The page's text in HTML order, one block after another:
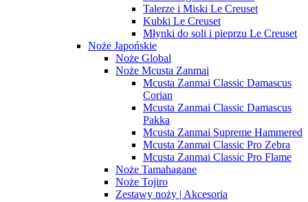
Talerze i Miski Le Creuset
Kubki Le Creuset
Młynki do soli i pieprzu Le Creuset
Noże Japońskie
Noże Global
Noże Mcusta Zanmai
Mcusta Zanmai Classic Damascus
Corian
Mcusta Zanmai Classic Damascus
Pakka
Mcusta Zanmai Supreme Hammered
Mcusta Zanmai Classic Pro Zebra
Mcusta Zanmai Classic Pro Flame
Noże Tamahagane
Noże Tojiro
Zestawy noży | Akcesoria